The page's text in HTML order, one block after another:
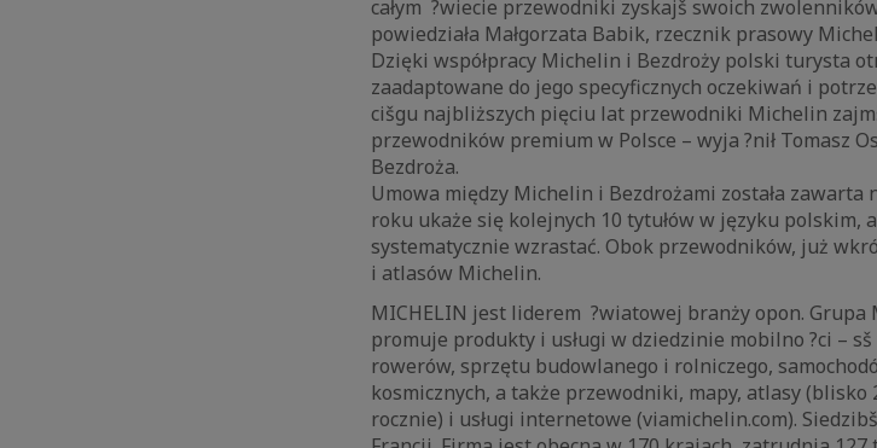
całym ?wiecie przewodniki zyskajš swoich
powiedziała Małgorzata Babik, rzecznik prasowy
Dzięki współpracy Michelin i Bezdroży polski turysta
zaadaptowane do jego specyficznych oczekiwań i
cišgu najbliższych pięciu lat przewodniki Michelin
przewodników premium w Polsce – wyja ?nił Tomasz
Bezdroża.
Umowa między Michelin i Bezdrożami została zawarta
roku ukaże się kolejnych 10 tytułów w języku polskim,
systematycznie wzrastać. Obok przewodników, już
i atlasów Michelin.
MICHELIN jest liderem ?wiatowej branży opon. Grupa
promuje produkty i usługi w dziedzinie mobilno ?ci –
rowerów, sprzętu budowlanego i rolniczego,
kosmicznych, a także przewodniki, mapy, atlasy
rocznie) i usługi internetowe (viamichelin.com).